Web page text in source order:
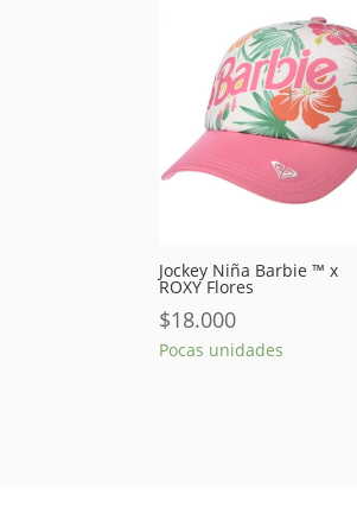
Jockey Niña Barbie ™ x
ROXY Flores
$18.000
Pocas unidades